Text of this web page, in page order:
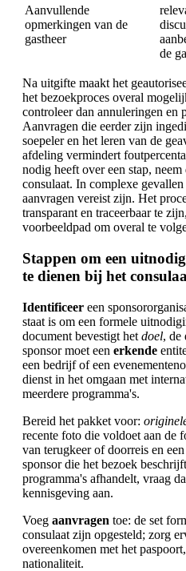
Aanvullende
opmerkingen van de
gastheer
de
Na uitgifte maakt het
het bezoekproces overal
controleer dan annuleringen en
Aanvragen die eerder zijn
soepeler en het leren van de
afdeling vermindert
nodig heeft over een stap,
consulaat. In complexe
aanvragen vereist zijn. Het
transparant en traceerbaar te
voorbeeldpad om overal te
Stappen om een
te dienen bij het
Identificeer een
staat is om een formele
document bevestigt het doel, de
sponsor moet een erkende
een bedrijf of een
dienst in het omgaan met
meerdere programma's.
Bereid het pakket voor:
recente foto die voldoet aan de
van terugkeer of doorreis en
sponsor die het bezoek
programma's afhandelt, vraag
kennisgeving aan.
Voeg aanvragen toe: de set
consulaat zijn opgesteld; zorg
overeenkomen met het
nationaliteit.